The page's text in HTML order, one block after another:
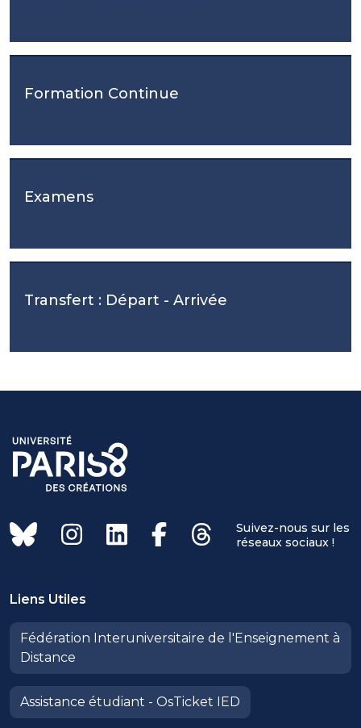
Formation Continue
Examens
Transfert : Départ - Arrivée
Suivez-nous sur les
réseaux sociaux !
Liens Utiles
Fédération Interuniversitaire de l'Enseignement à
Distance
Assistance étudiant - OsTicket IED